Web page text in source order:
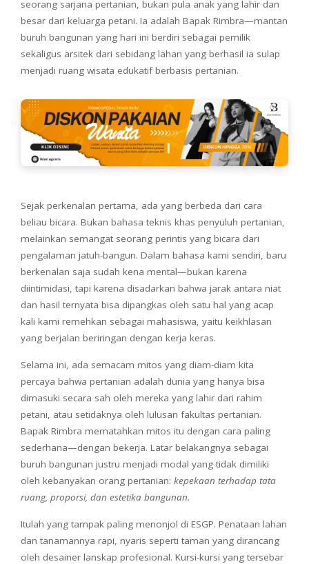
seorang sarjana pertanian, bukan pula anak yang lahir dan
besar dari keluarga petani. Ia adalah Bapak Rimbra—mantan
buruh bangunan yang hari ini berdiri sebagai pemilik
sekaligus arsitek dari sebidang lahan yang berhasil ia sulap
menjadi ruang wisata edukatif berbasis pertanian.
Sejak perkenalan pertama, ada yang berbeda dari cara
beliau bicara. Bukan bahasa teknis khas penyuluh pertanian,
melainkan semangat seorang perintis yang bicara dari
pengalaman jatuh-bangun. Dalam bahasa kami sendiri, baru
berkenalan saja sudah kena mental—bukan karena
diintimidasi, tapi karena disadarkan bahwa jarak antara niat
dan hasil ternyata bisa dipangkas oleh satu hal yang acap
kali kami remehkan sebagai mahasiswa, yaitu keikhlasan
yang berjalan beriringan dengan kerja keras.
Selama ini, ada semacam mitos yang diam-diam kita
percaya bahwa pertanian adalah dunia yang hanya bisa
dimasuki secara sah oleh mereka yang lahir dari rahim
petani, atau setidaknya oleh lulusan fakultas pertanian.
Bapak Rimbra mematahkan mitos itu dengan cara paling
sederhana—dengan bekerja. Latar belakangnya sebagai
buruh bangunan justru menjadi modal yang tidak dimiliki
oleh kebanyakan orang pertanian: kepekaan terhadap tata
ruang, proporsi, dan estetika bangunan.
Itulah yang tampak paling menonjol di ESGP. Penataan lahan
dan tanamannya rapi, nyaris seperti taman yang dirancang
oleh desainer lanskap profesional. Kursi-kursi yang tersebar